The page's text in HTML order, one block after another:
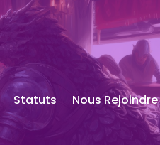
Statuts Nous Rejoindre